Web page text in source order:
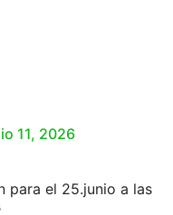
11, 2026
para el 25.junio a las